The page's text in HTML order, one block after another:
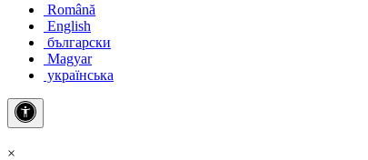
Română
English
български
Magyar
українська
×